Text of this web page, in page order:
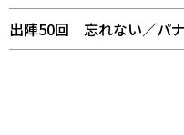
出陣50回 忘れない／パ